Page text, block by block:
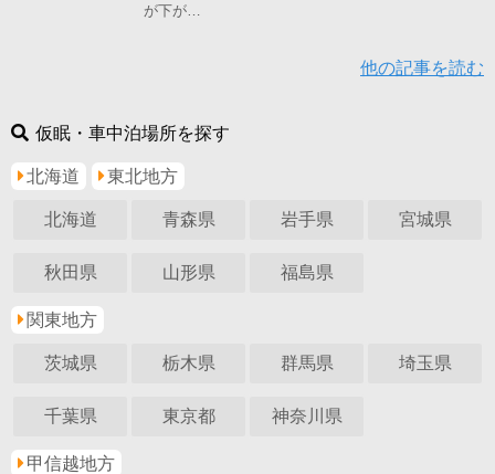
が下が…
他の記事を読む
仮眠・車中泊場所を探す
北海道 東北地方
北海道 青森県 岩手県 宮城県
秋田県 山形県 福島県
関東地方
茨城県 栃木県 群馬県 埼玉県
千葉県 東京都 神奈川県
甲信越地方